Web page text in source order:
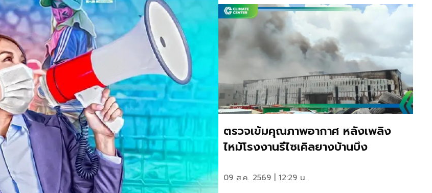
ตรวจเข้มคุณภาพอากาศ หลังเพลิง
ไหม้โรงงานรีไซเคิลยางบ้านบึง
09 ส.ค. 2569 | 12:29 น.